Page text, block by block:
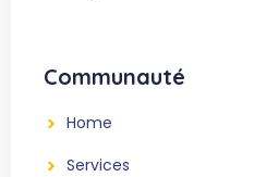
Communauté
Home
Services